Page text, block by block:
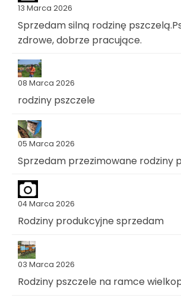
13 Marca 2026
Sprzedam silną rodzinę
zdrowe, dobrze pracujące.
08 Marca 2026
rodziny pszczele
05 Marca 2026
Sprzedam przezimowane rodziny
04 Marca 2026
Rodziny produkcyjne sprzedam
03 Marca 2026
Rodziny pszczele na ramce